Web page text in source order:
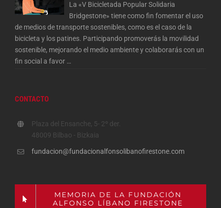
La «V Bicicletada Popular Solidaria
Bridgestone» tiene como fin fomentar el uso
de medios de transporte sostenibles, como es el caso de la
bicicleta y los patines. Participando promoverás la movilidad
sostenible, mejorando el medio ambiente y colaborarás con un
fin social a favor …
CONTACTO
Plaza del Ensanche, 5- 2º der.
48009 Bilbao - Bizkaia
fundacion@fundacionalfonsolibanofirestone.com
MEMORIA DE LA FUNDACIÓN
ALFONSO LÍBANO FIRESTONE